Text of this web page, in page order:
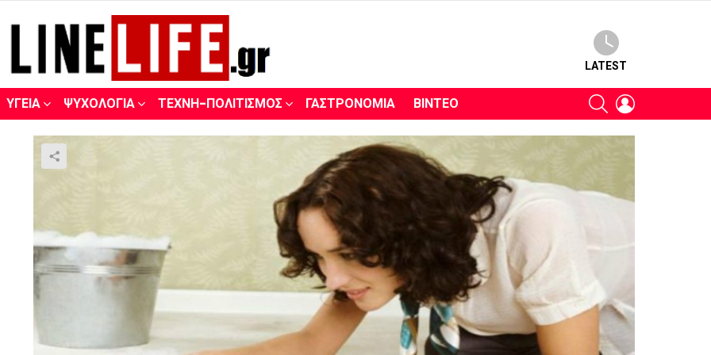
LATEST
ΥΓΕΊΑ ΨΥΧΟΛΟΓΊΑ ΤΈΧΝΗ-ΠΟΛΙΤΙΣΜΌΣ ΓΑΣΤΡΟΝΟΜΊΑ ΒΊΝΤΕΟ SEARCH